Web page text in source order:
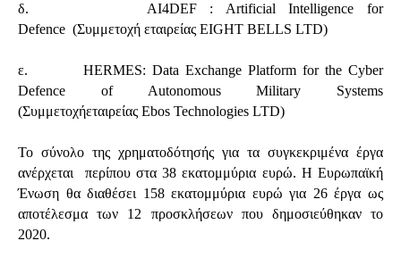
δ. AI4DEF : Artificial Intelligence for
Defence (Συμμετοχή εταιρείας EIGHT BELLS LTD)
ε. HERMES: Data Exchange Platform for the Cyber
Defence of Autonomous Military Systems
(Συμμετοχήεταιρείας Ebos Technologies LTD)
Το σύνολο της χρηματοδότησής για τα συγκεκριμένα έργα
ανέρχεται περίπου στα 38 εκατομμύρια ευρώ. Η Ευρωπαϊκή
Ένωση θα διαθέσει 158 εκατομμύρια ευρώ για 26 έργα ως
αποτέλεσμα των 12 προσκλήσεων που δημοσιεύθηκαν το
2020.